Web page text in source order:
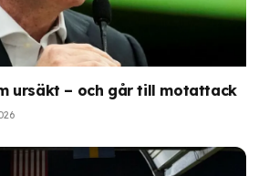
ursäkt – och går till motattack